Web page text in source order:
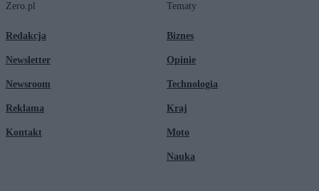
Zero.pl
Redakcja
Newsletter
Newsroom
Reklama
Kontakt
Tematy
Biznes
Opinie
Technologia
Kraj
Moto
Nauka